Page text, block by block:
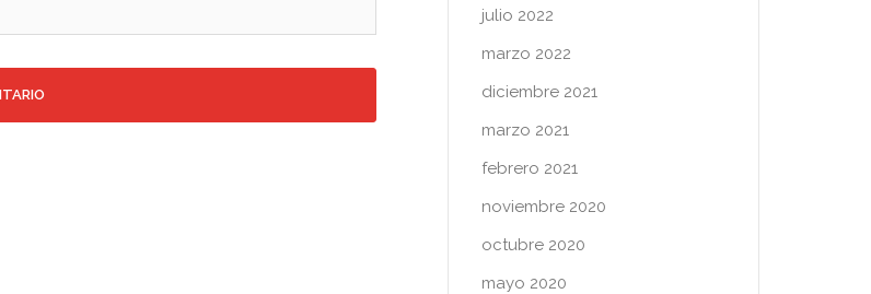
julio 2022
marzo 2022
diciembre 2021
marzo 2021
febrero 2021
noviembre 2020
octubre 2020
mayo 2020